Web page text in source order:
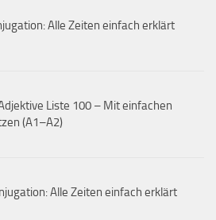
Alle Zeiten einfach erklärt
Liste 100 – Mit einfachen
(A1–A2)
Alle Zeiten einfach erklärt